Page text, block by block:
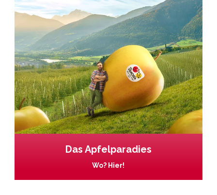
Das Apfelparadies
Wo? Hier!